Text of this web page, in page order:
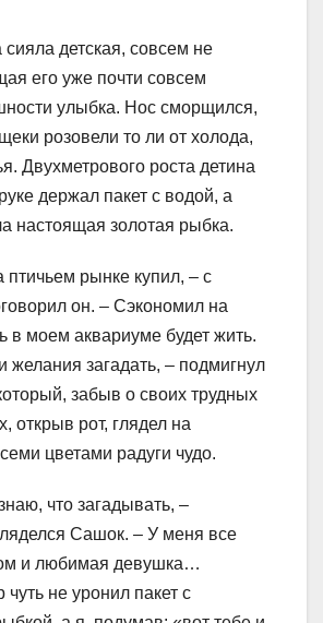
детская, совсем не
его уже почти совсем
улыбка. Нос сморщился,
розовели то ли от холода,
Двухметрового роста детина
держал пакет с водой, а
настоящая золотая рыбка.
птичьем рынке купил, – с
он. – Сэкономил на
в моем аквариуме будет жить.
загадать, – подмигнул
забыв о своих трудных
открыв рот, глядел на
цветами радуги чудо.
что загадывать, –
Сашок. – У меня все
и любимая девушка…
чуть не уронил пакет с